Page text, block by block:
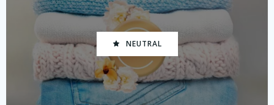
NEUTRAL